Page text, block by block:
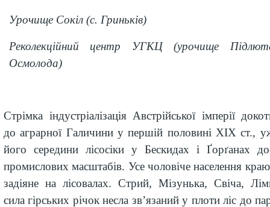
Урочище Сокіл (с. Гриньків)
Реколекційний центр УГКЦ (урочище
Осмолода)
Стрімка індустріалізація Австрійської імперії
до аграрної Галичини у першій половині XIX ст.,
його середини лісосіки у Бескидах і Ґорґанах
промислових масштабів. Усе чоловіче населення
задіяне на лісовалах. Стрий, Мізунька, Свіча,
сила гірських річок несла зв’язаний у плоти ліс до